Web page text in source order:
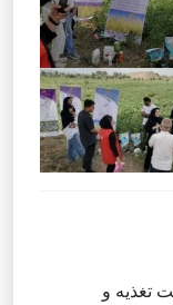
تغذیه و